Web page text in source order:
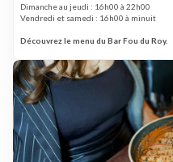
Dimanche au jeudi : 16h00 à 22h00
Vendredi et samedi : 16h00 à minuit
Découvrez le menu du Bar Fou du Roy.